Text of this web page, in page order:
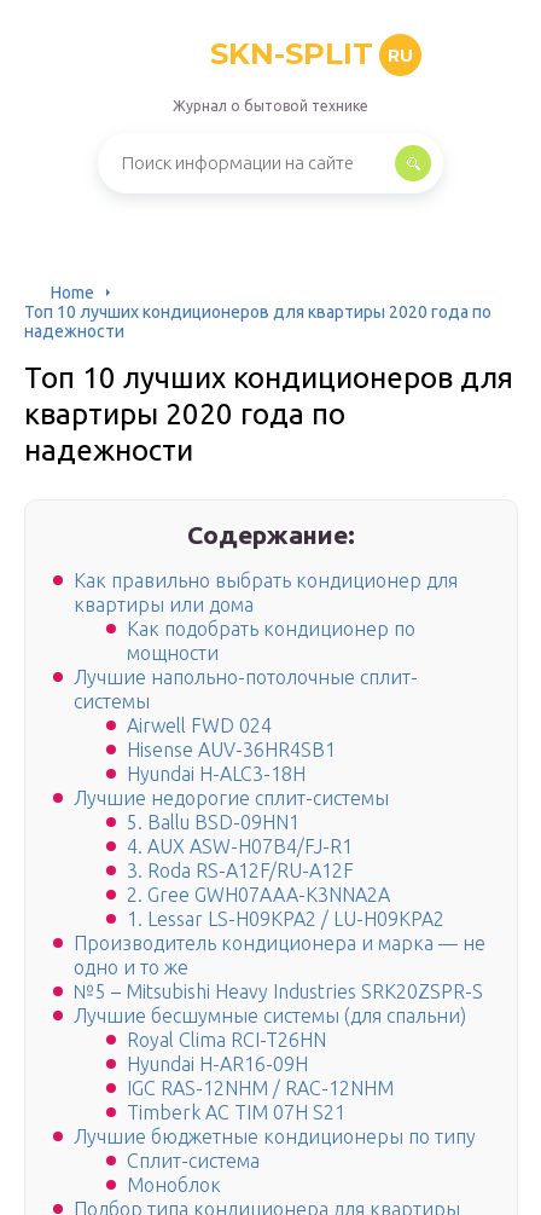
SKN-SPLIT RU
Журнал о бытовой технике
Home
Топ 10 лучших кондиционеров для квартиры 2020 года по
надежности
Топ 10 лучших кондиционеров для
квартиры 2020 года по
надежности
Содержание:
Как правильно выбрать кондиционер для
квартиры или дома
Как подобрать кондиционер по
мощности
Лучшие напольно-потолочные сплит-
системы
Airwell FWD 024
Hisense AUV-36HR4SB1
Hyundai H-ALC3-18H
Лучшие недорогие сплит-системы
5. Ballu BSD-09HN1
4. AUX ASW-H07B4/FJ-R1
3. Roda RS-A12F/RU-A12F
2. Gree GWH07AAA-K3NNA2A
1. Lessar LS-H09KPA2 / LU-H09KPA2
Производитель кондиционера и марка — не
одно и то же
№5 – Mitsubishi Heavy Industries SRK20ZSPR-S
Лучшие бесшумные системы (для спальни)
Royal Clima RCI-T26HN
Hyundai H-AR16-09H
IGC RAS-12NHM / RAC-12NHM
Timberk AC TIM 07H S21
Лучшие бюджетные кондиционеры по типу
Сплит-система
Моноблок
Подбор типа кондиционера для квартиры